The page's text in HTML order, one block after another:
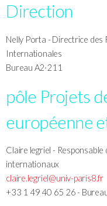
Direction
Nelly Porta - Directrice des
Internationales
Bureau A2·211
pôle Projets
européenne
Claire legriel -
internationaux
claire.legriel@univ-paris8.fr
+33 1 49 40 65 26 -